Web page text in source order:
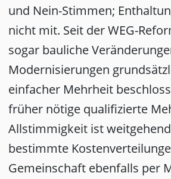
und Nein-Stimmen;
nicht mit. Seit der WEG-
sogar bauliche
Modernisierungen
einfacher Mehrheit
früher nötige qualifizierte
Allstimmigkeit ist
bestimmte
Gemeinschaft ebenfalls per